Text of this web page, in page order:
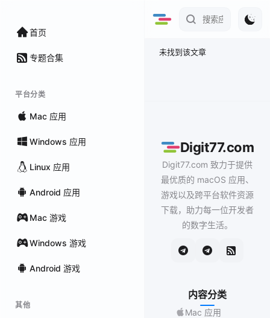
首页
专题合集
平台分类
Mac 应用
Windows 应用
Linux 应用
Android 应用
Mac 游戏
Windows 游戏
Android 游戏
其他
未找到该文章
Digit77.com
Digit77.com 致力于提供
最优质的 macOS 应用、
游戏以及跨平台软件资源
下载，助力每一位开发者
的数字生活。
内容分类
Mac 应用